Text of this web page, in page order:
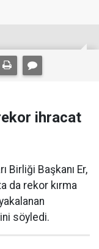
ihracat
Birliği Başkanı Er,
da rekor kırma
söyledi.